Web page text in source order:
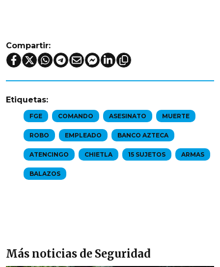
Compartir:
Etiquetas:
FGE COMANDO ASESINATO MUERTE
ROBO EMPLEADO BANCO AZTECA
ATENCINGO CHIETLA 15 SUJETOS ARMAS
BALAZOS
Más noticias de Seguridad